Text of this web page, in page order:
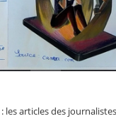
: les articles des